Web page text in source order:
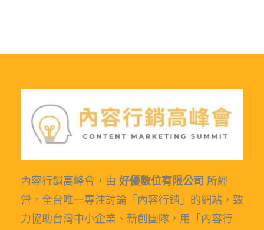
內容行銷高峰會，由 好優數位有限公司 所經
營，全台唯一專注討論「內容行銷」的網站，致
力協助台灣中小企業、新創團隊，用「內容行